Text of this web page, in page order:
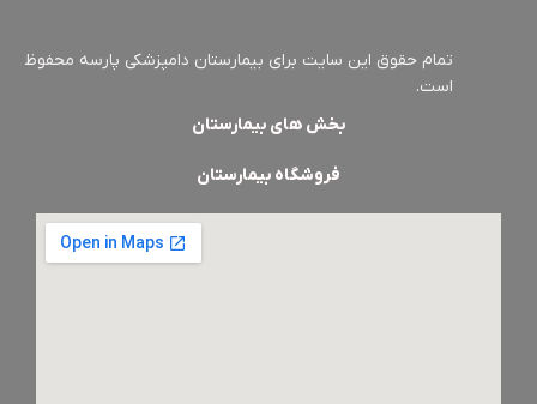
تمام حقوق این سایت برای بیمارستان دامپزشکی پارسه محفوظ
است.
بخش های بیمارستان
فروشگاه بیمارستان